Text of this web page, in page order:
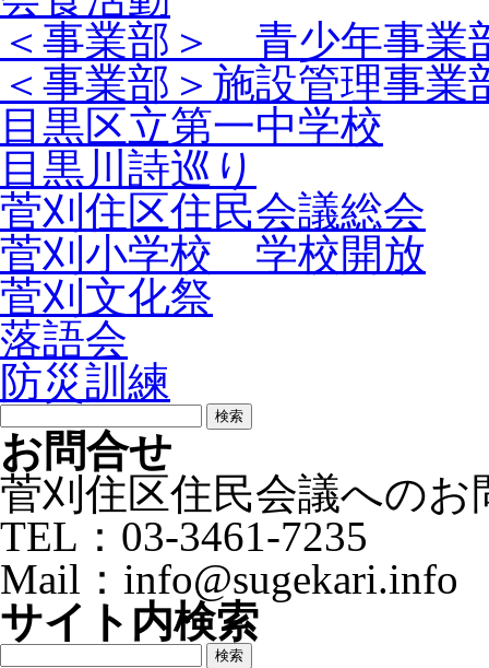
＜事業部＞ 青少年事業
＜事業部＞施設管理事業
目黒区立第一中学校
目黒川詩巡り
菅刈住区住民会議総会
菅刈小学校 学校開放
菅刈文化祭
落語会
防災訓練
検
索:
お問合せ
菅刈住区住民会議への
TEL：03-3461-7235
Mail：info@sugekari.info
サイト内検索
検